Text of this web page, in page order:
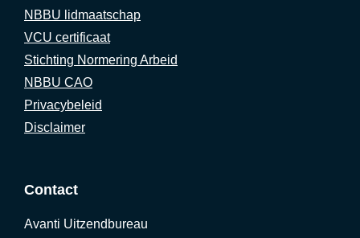
NBBU lidmaatschap
VCU certificaat
Stichting Normering Arbeid
NBBU CAO
Privacybeleid
Disclaimer
Contact
Avanti Uitzendbureau